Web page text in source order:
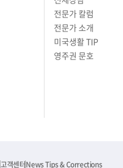
전문가 칼럼
전문가 소개
미국생활 TIP
영주권 문호
고객센터News Tips & Corrections